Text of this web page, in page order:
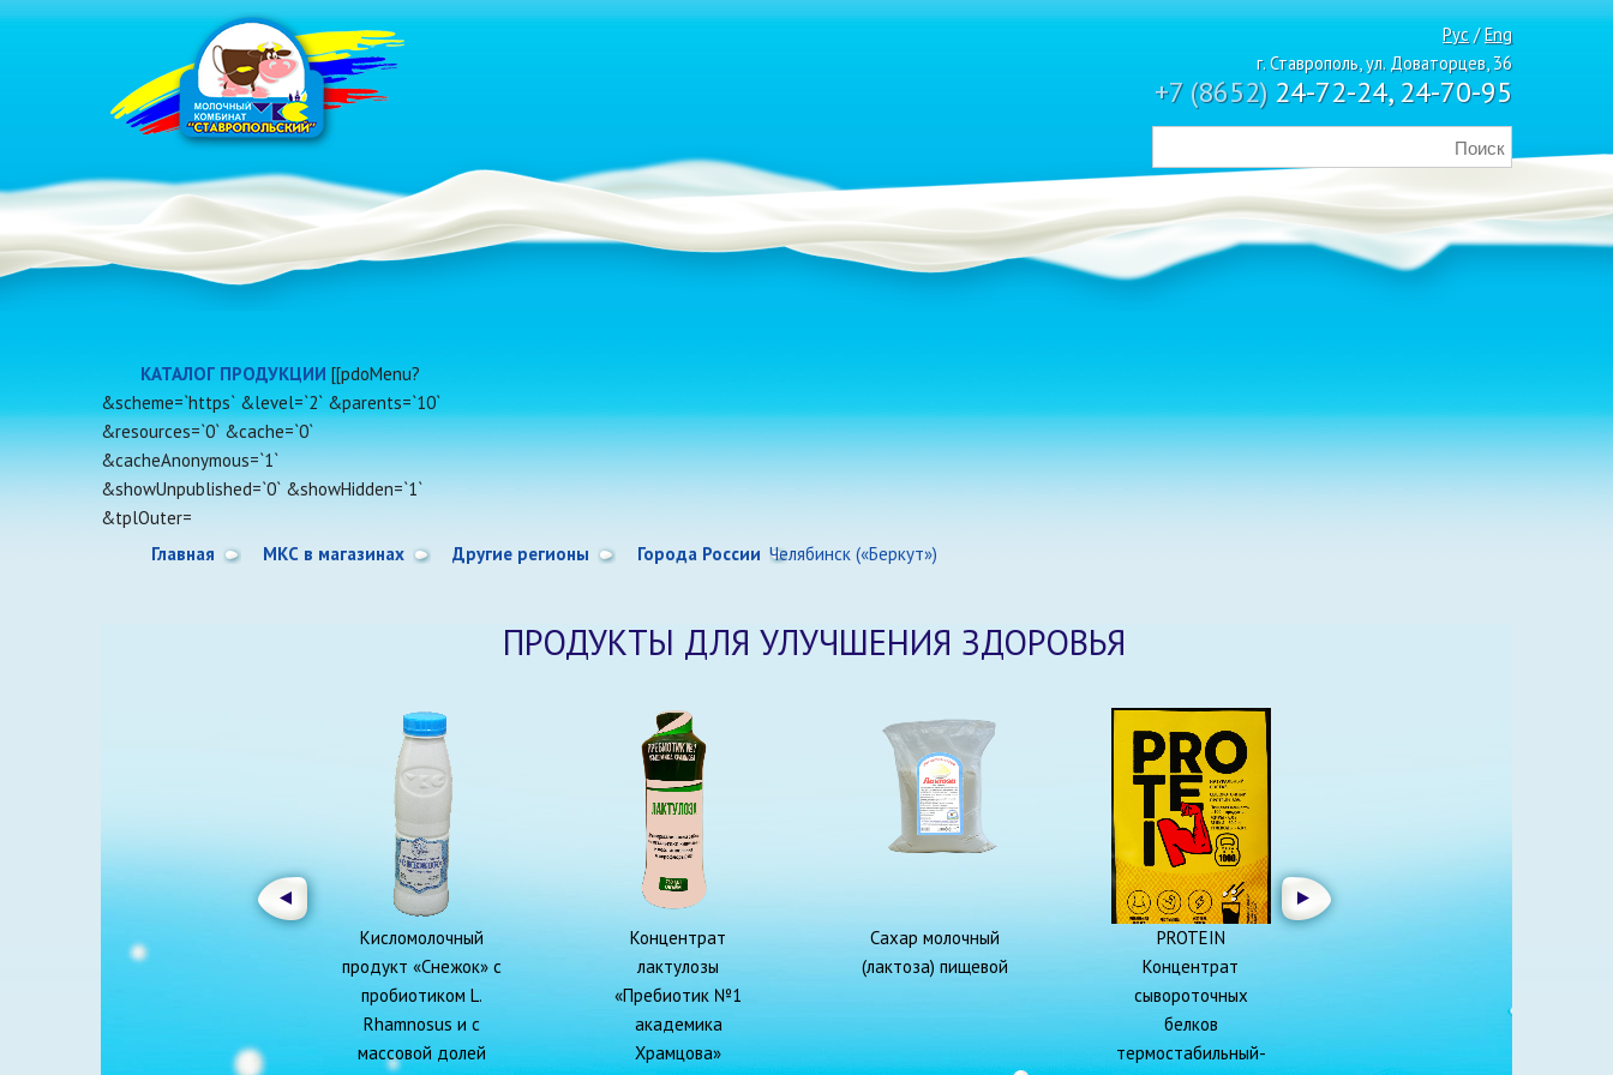
Рус /Eng
г. Ставрополь, ул. Доваторцев, 36
+7 (8652) 24-72-24, 24-70-95
КАТАЛОГ ПРОДУКЦИИ [[pdoMenu?
&scheme=`https` &level=`2` &parents=`10`
&resources=`0` &cache=`0`
&cacheAnonymous=`1`
&showUnpublished=`0` &showHidden=`1`
&tplOuter=
Главная
МКС в магазинах Другие регионы Города России Челябинск («Беркут»)
ПРОДУКТЫ ДЛЯ УЛУЧШЕНИЯ ЗДОРОВЬЯ
Кисломолочный
продукт «Снежок» с
пробиотиком L.
Rhamnosus и с
массовой долей
Концентрат
лактулозы
«Пребиотик №1
академика
Храмцова»
Сахар молочный
(лактоза) пищевой
PROTEIN
Концентрат
сывороточных
белков
термостабильный-